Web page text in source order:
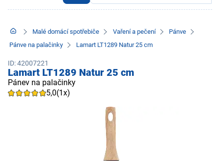
Malé domácí spotřebiče Vaření a pečení
Pánve
Pánve na palačinky
Lamart LT1289 Natur 25 cm
ID: 42007221
Lamart LT1289 Natur 25 cm
Pánev na palačinky
5,0(1x)